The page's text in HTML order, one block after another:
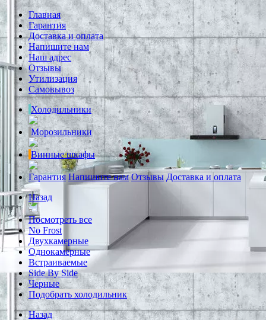
Главная
Гарантия
Доставка и оплата
Напишите нам
Наш адрес
Отзывы
Утилизация
Самовывоз
Холодильники
Морозильники
Винные шкафы
Гарантия Напишите нам Отзывы Доставка и оплата
Назад
Посмотреть все
No Frost
Двухкамерные
Однокамерные
Встраиваемые
Side By Side
Черные
Подобрать холодильник
Назад